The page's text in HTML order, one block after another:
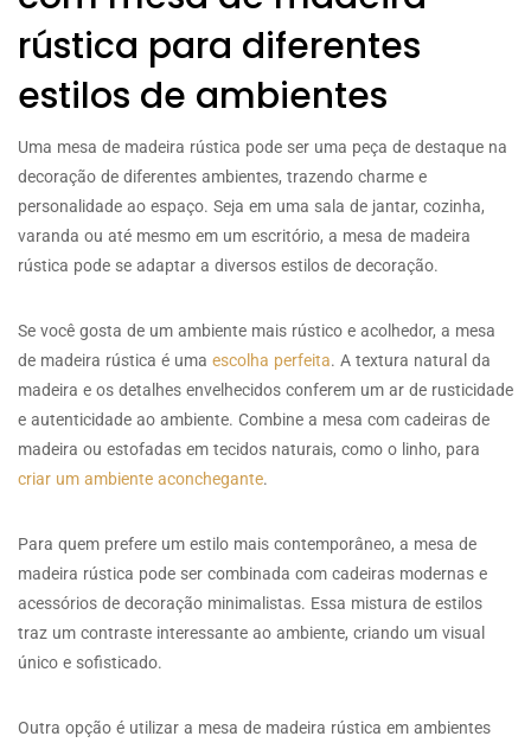
rústica para diferentes
estilos de ambientes
Uma mesa de madeira rústica pode ser uma peça de destaque na
decoração de diferentes ambientes, trazendo charme e
personalidade ao espaço. Seja em uma sala de jantar, cozinha,
varanda ou até mesmo em um escritório, a mesa de madeira
rústica pode se adaptar a diversos estilos de decoração.
Se você gosta de um ambiente mais rústico e acolhedor, a mesa
de madeira rústica é uma escolha perfeita. A textura natural da
madeira e os detalhes envelhecidos conferem um ar de rusticidade
e autenticidade ao ambiente. Combine a mesa com cadeiras de
madeira ou estofadas em tecidos naturais, como o linho, para
criar um ambiente aconchegante.
Para quem prefere um estilo mais contemporâneo, a mesa de
madeira rústica pode ser combinada com cadeiras modernas e
acessórios de decoração minimalistas. Essa mistura de estilos
traz um contraste interessante ao ambiente, criando um visual
único e sofisticado.
Outra opção é utilizar a mesa de madeira rústica em ambientes